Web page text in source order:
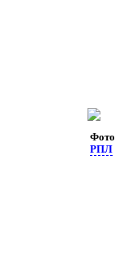
Фото
РПЛ